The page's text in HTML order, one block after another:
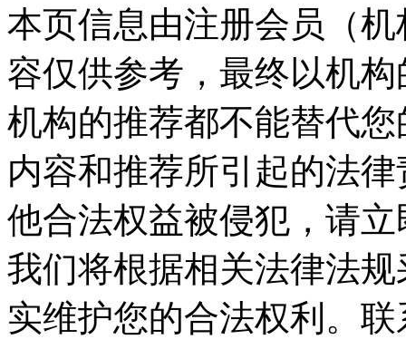
本页信息由注册会员（
容仅供参考，最终以机
机构的推荐都不能替代
内容和推荐所引起的法
他合法权益被侵犯，请
我们将根据相关法律法
实维护您的合法权利。